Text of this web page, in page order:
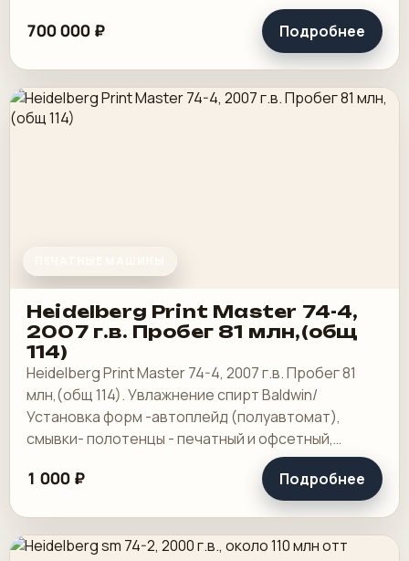
700 000 ₽ Подробнее
Heidelberg Print Master 74-4,
2007 г.в. Пробег 81 млн,(общ
114)
Heidelberg Print Master 74-4, 2007 г.в. Пробег 81
млн,(общ 114). Увлажнение спирт Baldwin/
Установка форм -автоплейд (полуавтомат),
смывки- полотенцы - печатный и офсетный,
выносной пульт ClassicCenter -PM74 - краски и.
1 000 ₽ Подробнее